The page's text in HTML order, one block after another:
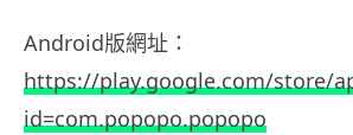
Android版網址：
https://play.google.com/store/
id=com.popopo.popopo